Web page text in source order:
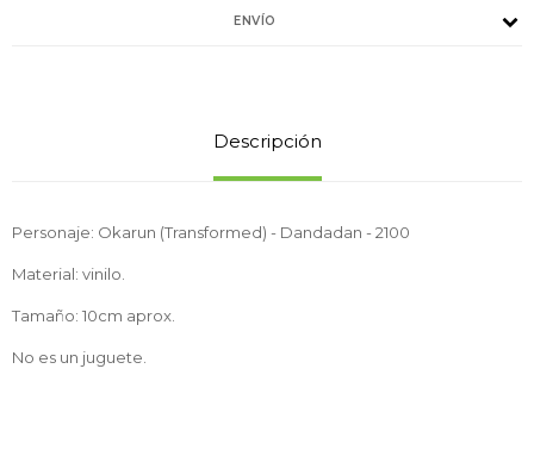
ENVÍO
Descripción
Personaje: Okarun (Transformed) - Dandadan - 2100
Material: vinilo.
Tamaño: 10cm aprox.
No es un juguete.